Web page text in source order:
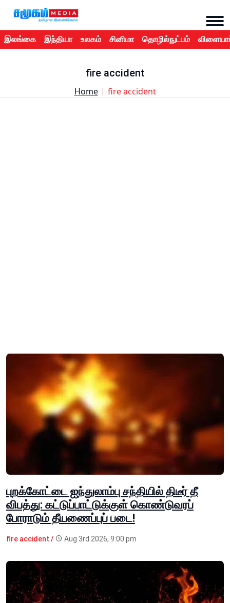
இலங்கை இந்தியா உலகம் சினிமா தொழில்நுட்பம்
fire accident
Home fire accident
புறக்கோட்டை ஐந்துலாம்பு சந்தியில் திடீர் தீ
விபத்து: கட்டுப்பாட்டுக்குள் கொண்டுவரப்
போராடும் தீயணைப்புப் படை!
fire accident / Aug 3rd 2026, 9:00 pm